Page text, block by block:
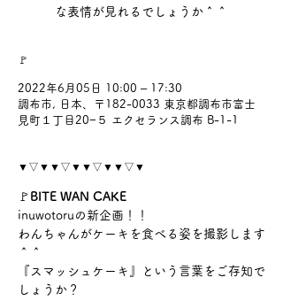
な表情が見れるでしょうか＾＾
🚩
2022年6月05日 10:00 – 17:30
調布市, 日本、〒182-0033 東京都調布市富士
見町１丁目20−５ エクセランス調布 B-1-1
▼▽▼▼▽▼▼▽▼▼▽▼
🚩 BITE WAN CAKE
inuwotoruの新企画！！
わんちゃんがケーキを食べる姿を撮影します
＾＾
『スマッシュケーキ』という言葉をご存知で
しょうか？